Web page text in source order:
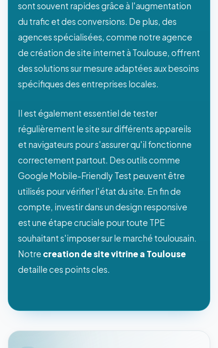
sont souvent rapides grâce à l'augmentation
du trafic et des conversions. De plus, des
agences spécialisées, comme notre agence
de création de site internet à Toulouse, offrent
des solutions sur mesure adaptées aux besoins
spécifiques des entreprises locales.
Il est également essentiel de tester
régulièrement le site sur différents appareils
et navigateurs pour s'assurer qu'il fonctionne
correctement partout. Des outils comme
Google Mobile-Friendly Test peuvent être
utilisés pour vérifier l'état du site. En fin de
compte, investir dans un design responsive
est une étape cruciale pour toute TPE
souhaitant s'imposer sur le marché toulousain.
Notre creation de site vitrine a Toulouse
detaille ces points cles.